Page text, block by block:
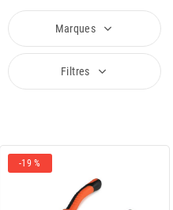
Marques
Filtres
-19 %